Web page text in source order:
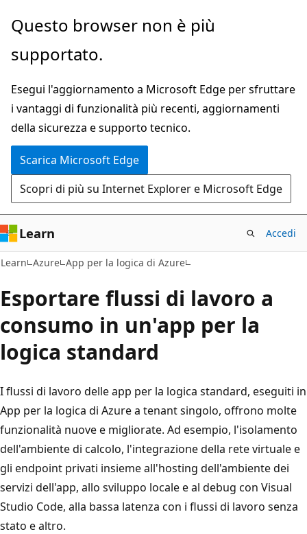
Ignora
passa
contenuto
principale
Questo browser non è più
supportato.
Esegui l'aggiornamento a Microsoft Edge per sfruttare
i vantaggi di funzionalità più recenti, aggiornamenti
della sicurezza e supporto tecnico.
Scarica Microsoft Edge
Scopri di più su Internet Explorer e Microsoft Edge
Learn Accedi
Learn Azure App per la logica di Azure
Esportare flussi di lavoro a
consumo in un'app per la
logica standard
I flussi di lavoro delle app per la logica standard, eseguiti in
App per la logica di Azure a tenant singolo, offrono molte
funzionalità nuove e migliorate. Ad esempio, l'isolamento
dell'ambiente di calcolo, l'integrazione della rete virtuale e
gli endpoint privati insieme all'hosting dell'ambiente dei
servizi dell'app, allo sviluppo locale e al debug con Visual
Studio Code, alla bassa latenza con i flussi di lavoro senza
stato e altro.